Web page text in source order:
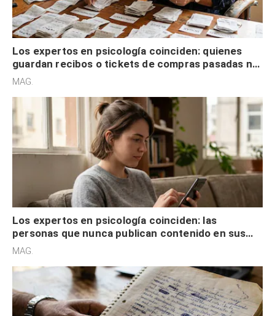
Los expertos en psicología coinciden: quienes
guardan recibos o tickets de compras pasadas no
son acumuladores, sino que tienen necesidad de
MAG.
Los expertos en psicología coinciden: las
personas que nunca publican contenido en sus
redes sociales no pretenden buscar validación
MAG.